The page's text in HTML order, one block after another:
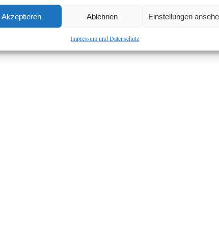
Akzeptieren Ablehnen Einstellungen
Impressum und Datenschutz